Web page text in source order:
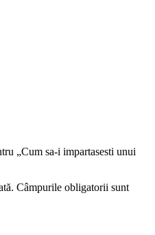
„Cum sa-i impartasesti unui
Câmpurile obligatorii sunt